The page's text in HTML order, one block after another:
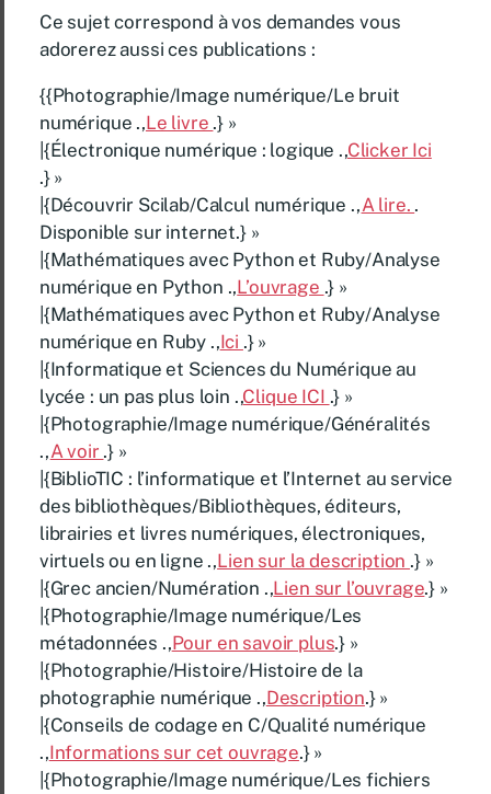
Ce sujet correspond à vos demandes vous
adorerez aussi ces publications :
{{Photographie/Image numérique/Le bruit
numérique .,Le livre .} »
|{Électronique numérique : logique .,Clicker Ici
.} »
|{Découvrir Scilab/Calcul numérique .,A lire. .
Disponible sur internet.} »
|{Mathématiques avec Python et Ruby/Analyse
numérique en Python .,L’ouvrage .} »
|{Mathématiques avec Python et Ruby/Analyse
numérique en Ruby .,Ici .} »
|{Informatique et Sciences du Numérique au
lycée : un pas plus loin .,Clique ICI .} »
|{Photographie/Image numérique/Généralités
.,A voir .} »
|{BiblioTIC : l’informatique et l’Internet au service
des bibliothèques/Bibliothèques, éditeurs,
librairies et livres numériques, électroniques,
virtuels ou en ligne .,Lien sur la description .} »
|{Grec ancien/Numération .,Lien sur l’ouvrage.} »
|{Photographie/Image numérique/Les
métadonnées .,Pour en savoir plus.} »
|{Photographie/Histoire/Histoire de la
photographie numérique .,Description.} »
|{Conseils de codage en C/Qualité numérique
.,Informations sur cet ouvrage.} »
|{Photographie/Image numérique/Les fichiers